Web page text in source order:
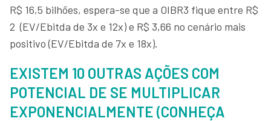
R$ 16,5 bilhões, espera-se que a OIBR3 fique entre R$
2 (EV/Ebitda de 3x e 12x) e R$ 3,66 no cenário mais
positivo (EV/Ebitda de 7x e 18x).
EXISTEM 10 OUTRAS AÇÕES COM
POTENCIAL DE SE MULTIPLICAR
EXPONENCIALMENTE (CONHEÇA